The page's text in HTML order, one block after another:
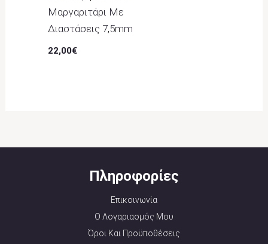
Μαργαριτάρι Με
Διαστάσεις 7,5mm
22,00€
Πληροφορίες
Επικοινωνία
Ο Λογαριασμός Μου
Όροι Και Προϋποθέσεις